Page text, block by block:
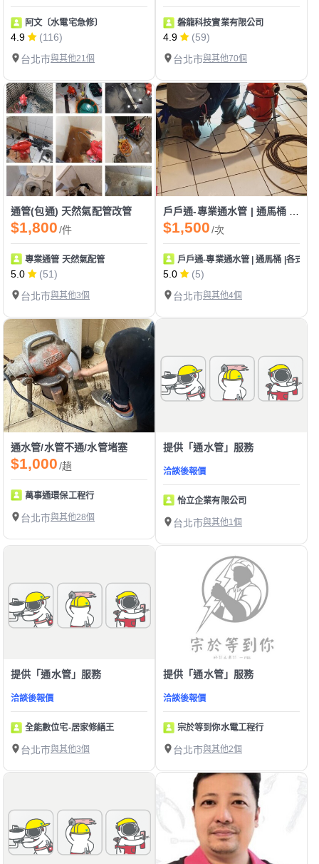
阿文〔水電宅急修〕
4.9
(116)
台北市與其他21個
磐龍科技實業有限公司
4.9
(59)
台北市與其他70個
通管(包通) 天然氣配管改管
$1,800/件
專業通管 天然氣配管
5.0
(51)
台北市與其他3個
$1,500/次
戶戶通-專業通水管 | 通馬桶 |各式水
5.0
(5)
台北市與其他4個
通水管/水管不通/水管堵塞
$1,000/趟
萬事通環保工程行
台北市與其他28個
提供「通水管」服務
洽談後報價
怡立企業有限公司
台北市與其他1個
提供「通水管」服務
洽談後報價
全能數位宅-居家修繕王
台北市與其他3個
提供「通水管」服務
洽談後報價
宗於等到你水電工程行
台北市與其他2個